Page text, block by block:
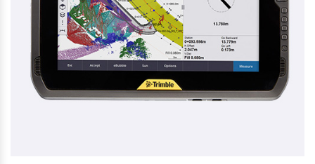
SECO TREBENET STATIV TIL TOTALSTATIONER OG
SCANNERE
4.277,00 kr. ekskl. moms